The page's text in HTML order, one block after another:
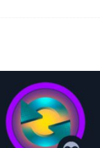
sem transformar
quando rotear